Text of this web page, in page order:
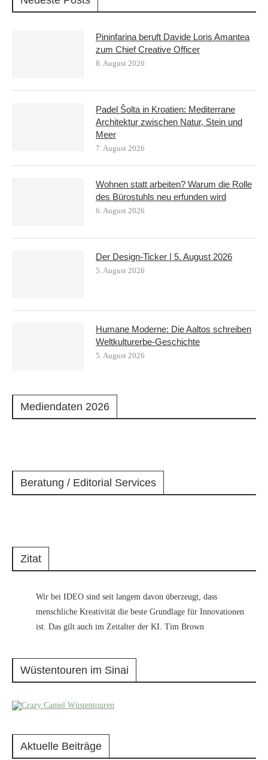
Pininfarina beruft Davide Loris Amantea
zum Chief Creative Officer
8. August 2026
Padel Šolta in Kroatien: Mediterrane
Architektur zwischen Natur, Stein und
Meer
7. August 2026
Wohnen statt arbeiten? Warum die Rolle
des Bürostuhls neu erfunden wird
6. August 2026
Der Design-Ticker | 5. August 2026
5. August 2026
Humane Moderne: Die Aaltos schreiben
Weltkulturerbe-Geschichte
5. August 2026
Mediendaten 2026
Beratung / Editorial Services
Zitat
Wir bei IDEO sind seit langem davon überzeugt, dass
menschliche Kreativität die beste Grundlage für Innovationen
ist. Das gilt auch im Zeitalter der KI. Tim Brown
Wüstentouren im Sinai
Aktuelle Beiträge